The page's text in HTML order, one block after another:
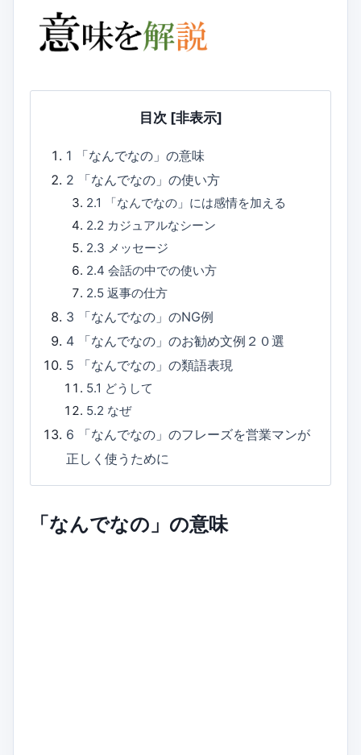
目次 [非表示]
1
「なんでなの」の意味
2
「なんでなの」の使い方
2.1
「なんでなの」には感情を加える
2.2 カジュアルなシーン
2.3 メッセージ
2.4 会話の中での使い方
2.5 返事の仕方
3
「なんでなの」のNG例
4
「なんでなの」のお勧め文例２０選
5
「なんでなの」の類語表現
5.1 どうして
5.2 なぜ
6
「なんでなの」のフレーズを営業マンが
正しく使うために
「なんでなの」の意味